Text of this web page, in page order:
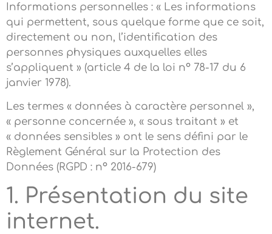
Informations personnelles : « Les informations
qui permettent, sous quelque forme que ce soit,
directement ou non, l’identification des
personnes physiques auxquelles elles
s’appliquent » (article 4 de la loi n° 78-17 du 6
janvier 1978).
Les termes « données à caractère personnel »,
« personne concernée », « sous traitant » et
« données sensibles » ont le sens défini par le
Règlement Général sur la Protection des
Données (RGPD : n° 2016-679)
1. Présentation du site
internet.